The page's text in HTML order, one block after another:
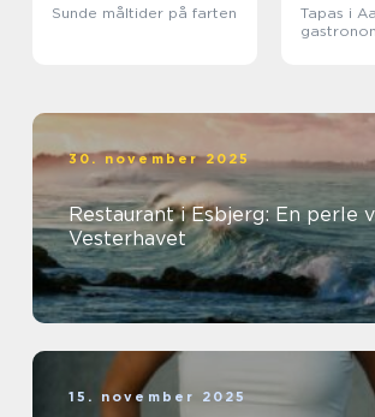
Sunde måltider på farten
Tapas i
30. november 2025
Restaurant i Esbjerg: En perle
Vesterhavet
15. november 2025